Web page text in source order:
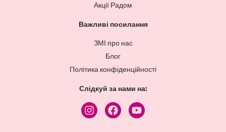
Акції Радом
Важливі посилання
ЗМІ про нас
Блог
Політика конфіденційності
Слідкуй за нами на: